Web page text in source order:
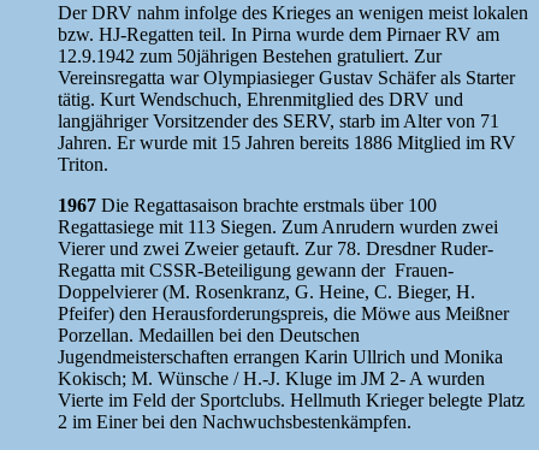
Der DRV nahm infolge des Krieges an wenigen meist lokalen
bzw. HJ-Regatten teil. In Pirna wurde dem Pirnaer RV am
12.9.1942 zum 50jährigen Bestehen gratuliert. Zur
Vereinsregatta war Olympiasieger Gustav Schäfer als Starter
tätig. Kurt Wendschuch, Ehrenmitglied des DRV und
langjähriger Vorsitzender des SERV, starb im Alter von 71
Jahren. Er wurde mit 15 Jahren bereits 1886 Mitglied im RV
Triton.
1967 Die Regattasaison brachte erstmals über 100
Regattasiege mit 113 Siegen. Zum Anrudern wurden zwei
Vierer und zwei Zweier getauft. Zur 78. Dresdner Ruder-
Regatta mit CSSR-Beteiligung gewann der Frauen-
Doppelvierer (M. Rosenkranz, G. Heine, C. Bieger, H.
Pfeifer) den Herausforderungspreis, die Möwe aus Meißner
Porzellan. Medaillen bei den Deutschen
Jugendmeisterschaften errangen Karin Ullrich und Monika
Kokisch; M. Wünsche / H.-J. Kluge im JM 2- A wurden
Vierte im Feld der Sportclubs. Hellmuth Krieger belegte Platz
2 im Einer bei den Nachwuchsbestenkämpfen.